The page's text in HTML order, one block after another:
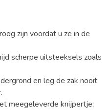
zijn voordat u ze in de
scherpe uitsteeksels zoals
en leg de zak nooit
meegeleverde knijpertje;